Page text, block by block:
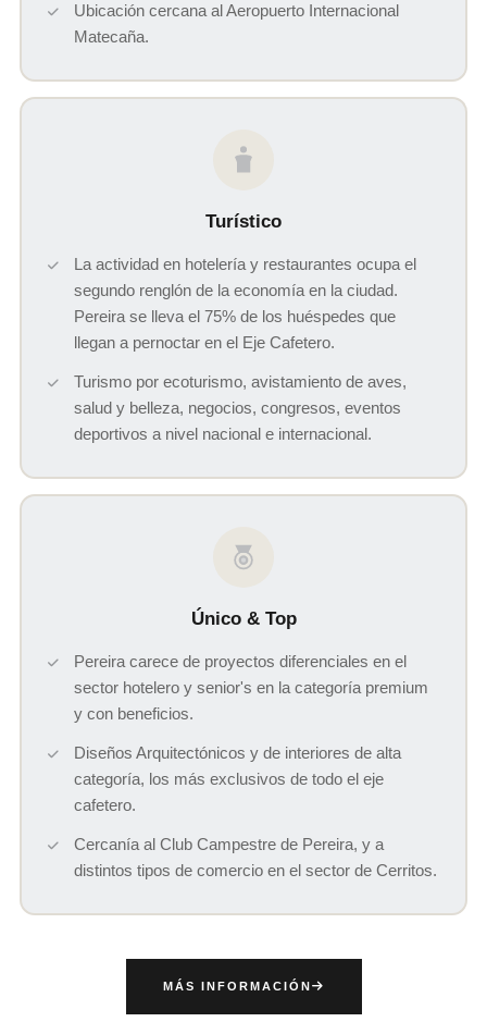
Ubicación cercana al Aeropuerto Internacional
Matecaña.
Turístico
La actividad en hotelería y restaurantes ocupa el
segundo renglón de la economía en la ciudad.
Pereira se lleva el 75% de los huéspedes que
llegan a pernoctar en el Eje Cafetero.
Turismo por ecoturismo, avistamiento de aves,
salud y belleza, negocios, congresos, eventos
deportivos a nivel nacional e internacional.
Único & Top
Pereira carece de proyectos diferenciales en el
sector hotelero y senior's en la categoría premium
y con beneficios.
Diseños Arquitectónicos y de interiores de alta
categoría, los más exclusivos de todo el eje
cafetero.
Cercanía al Club Campestre de Pereira, y a
distintos tipos de comercio en el sector de Cerritos.
MÁS INFORMACIÓN